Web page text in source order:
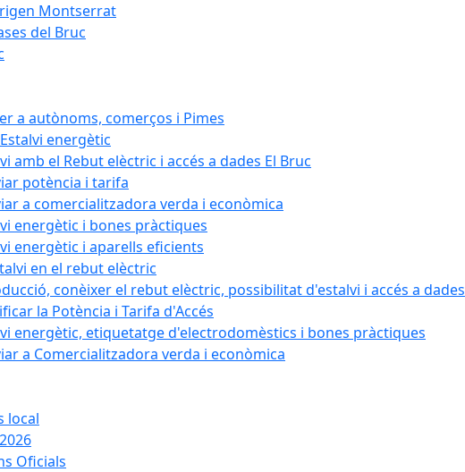
Montserrat
del Bruc
a autònoms, comerços i Pimes
energètic
amb el Rebut elèctric i accés a dades El Bruc
potència i tarifa
a comercialitzadora verda i econòmica
energètic i bones pràctiques
energètic i aparells eficients
en el rebut elèctric
conèixer el rebut elèctric, possibilitat d'estalvi i accés a dades
la Potència i Tarifa d'Accés
energètic, etiquetatge d'electrodomèstics i bones pràctiques
a Comercialitzadora verda i econòmica
local
Oficials